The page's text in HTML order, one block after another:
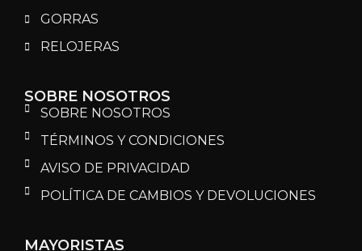
GORRAS
RELOJERAS
SOBRE NOSOTROS
SOBRE NOSOTROS
TÉRMINOS Y CONDICIONES
AVISO DE PRIVACIDAD
POLÍTICA DE CAMBIOS Y DEVOLUCIONES
MAYORISTAS